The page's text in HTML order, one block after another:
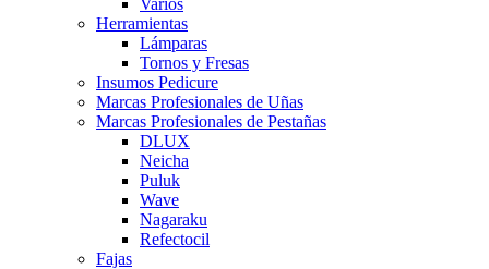
Herramientas
Lámparas
Tornos y Fresas
Insumos Pedicure
Marcas Profesionales de Uñas
Marcas Profesionales de Pestañas
DLUX
Neicha
Puluk
Wave
Nagaraku
Refectocil
Fajas